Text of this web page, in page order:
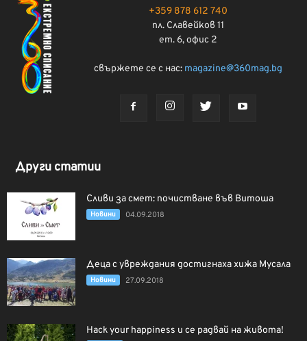
+359 878 612 740
пл. Славейков 11
ет. 6, офис 2
свържете се с нас: magazine@360mag.bg
Други статии
Сливи за смет: почистване във Витоша
Новини 04.09.2018
Деца с увреждания достигнаха хижа Мусала
Новини 27.09.2018
Hack your happiness и се радвай на живота!